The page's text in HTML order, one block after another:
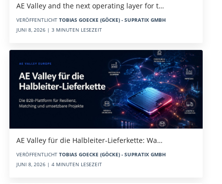
AE Valley and the next operating layer for t…
VERÖFFENTLICHT TOBIAS GOECKE (GÖCKE) - SUPRATIX GMBH
JUNI 8, 2026 | 3 MINUTEN LESEZEIT
AE Valley für die Halbleiter-Lieferkette: Wa…
VERÖFFENTLICHT TOBIAS GOECKE (GÖCKE) - SUPRATIX GMBH
JUNI 8, 2026 | 4 MINUTEN LESEZEIT